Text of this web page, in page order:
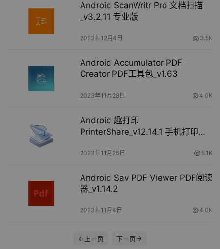
Android ScanWritr Pro 文档扫描
_v3.2.11 专业版
2023年12月4日 3.5K
Android Accumulator PDF
Creator PDF工具包_v1.63
2023年11月28日 4.0K
Android 趣打印
PrinterShare_v12.14.1 手机打印工
2023年11月25日 5.1K
Android Sav PDF Viewer PDF阅读
器_v1.14.2
2023年11月4日 4.0K
上一页 下一页